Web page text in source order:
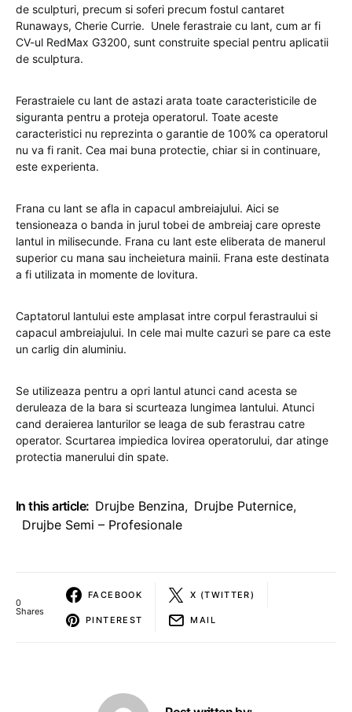
de sculpturi, precum si soferi precum fostul cantaret
Runaways, Cherie Currie. Unele ferastraie cu lant, cum ar fi
CV-ul RedMax G3200, sunt construite special pentru aplicatii
de sculptura.
Ferastraiele cu lant de astazi arata toate caracteristicile de
siguranta pentru a proteja operatorul. Toate aceste
caracteristici nu reprezinta o garantie de 100% ca operatorul
nu va fi ranit. Cea mai buna protectie, chiar si in continuare,
este experienta.
Frana cu lant se afla in capacul ambreiajului. Aici se
tensioneaza o banda in jurul tobei de ambreiaj care opreste
lantul in milisecunde. Frana cu lant este eliberata de manerul
superior cu mana sau incheietura mainii. Frana este destinata
a fi utilizata in momente de lovitura.
Captatorul lantului este amplasat intre corpul ferastraului si
capacul ambreiajului. In cele mai multe cazuri se pare ca este
un carlig din aluminiu.
Se utilizeaza pentru a opri lantul atunci cand acesta se
deruleaza de la bara si scurteaza lungimea lantului. Atunci
cand deraierea lanturilor se leaga de sub ferastrau catre
operator. Scurtarea impiedica lovirea operatorului, dar atinge
protectia manerului din spate.
In this article: Drujbe Benzina, Drujbe Puternice,
Drujbe Semi – Profesionale
0
Shares
FACEBOOK X (TWITTER)
PINTEREST MAIL